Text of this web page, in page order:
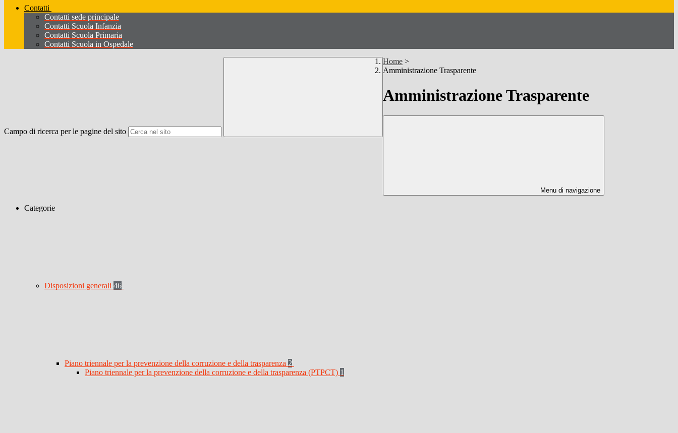
Contatti
Contatti sede principale
Contatti Scuola Infanzia
Contatti Scuola Primaria
Contatti Scuola in Ospedale
Campo di ricerca per le pagine del sito
Home >
Amministrazione Trasparente
Amministrazione Trasparente
Menu di navigazione
Categorie
Disposizioni generali 46
Piano triennale per la prevenzione della corruzione e della trasparenza 2
Piano triennale per la prevenzione della corruzione e della trasparenza (PTPCT) 1